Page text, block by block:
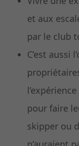
et aux
par le club
C’est aussi
pour faire
skipper ou